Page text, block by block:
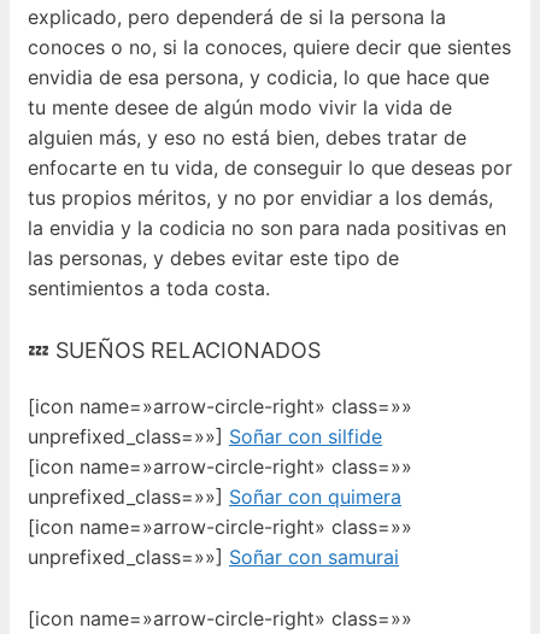
explicado, pero dependerá de si la persona la
conoces o no, si la conoces, quiere decir que sientes
envidia de esa persona, y codicia, lo que hace que
tu mente desee de algún modo vivir la vida de
alguien más, y eso no está bien, debes tratar de
enfocarte en tu vida, de conseguir lo que deseas por
tus propios méritos, y no por envidiar a los demás,
la envidia y la codicia no son para nada positivas en
las personas, y debes evitar este tipo de
sentimientos a toda costa.
💤 SUEÑOS RELACIONADOS
[icon name=»arrow-circle-right» class=»»
unprefixed_class=»»] Soñar con silfide
[icon name=»arrow-circle-right» class=»»
unprefixed_class=»»] Soñar con quimera
[icon name=»arrow-circle-right» class=»»
unprefixed_class=»»] Soñar con samurai
[icon name=»arrow-circle-right» class=»»